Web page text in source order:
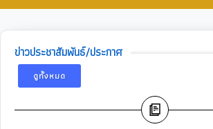
ข่าวประชาสัมพันธ์/ประกาศ
ดูทั้งหมด